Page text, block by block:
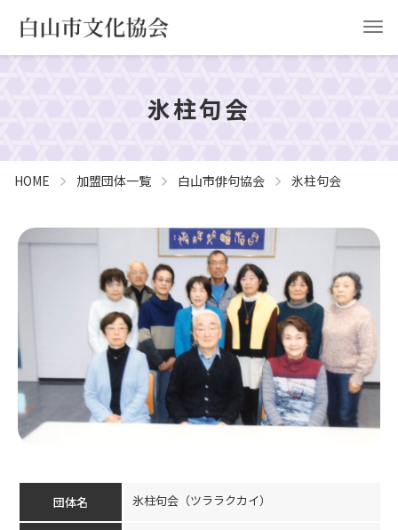
協会申請
YouTube
白山市文化協会について
氷柱句会
HOME 加盟団体一覧 白山市俳句協会 氷柱句会
団体名 氷柱句会（ツララクカイ）